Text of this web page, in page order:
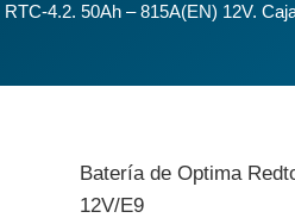
4.2. 50Ah – 815A(EN) 12V.
Batería de Optima
12V/E9